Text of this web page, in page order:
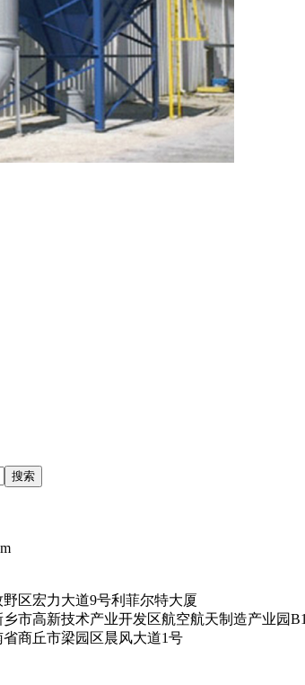
搜索
区宏力大道9号利菲尔特大厦
市高新技术产业开发区航空航天制造产业园
商丘市梁园区晨风大道1号